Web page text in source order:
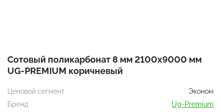
Сотовый поликарбонат 8 мм 2100х9000 мм
UG-PREMIUM коричневый
Ценовой сегмент
Эконом
Бренд
Ug-Premium